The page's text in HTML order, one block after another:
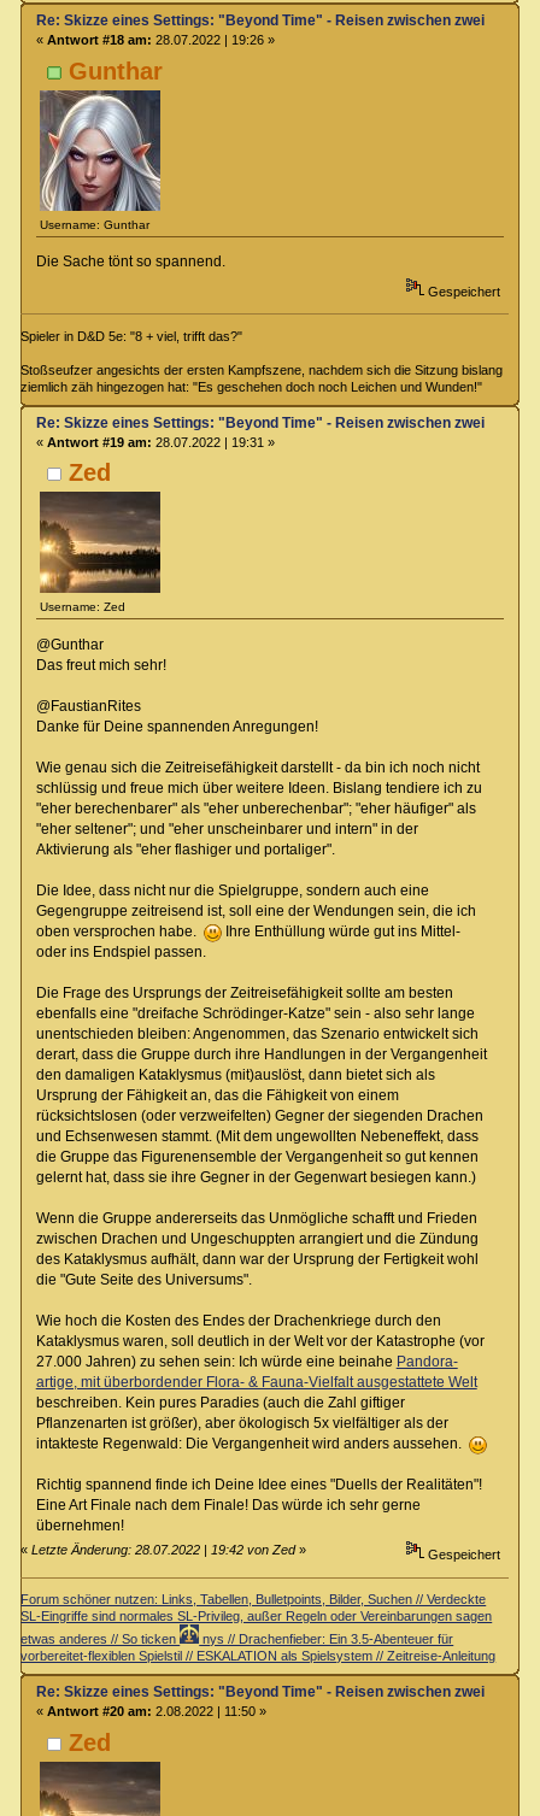
Gunthar
Username: Gunthar
Re: Skizze eines Settings: "Beyond Time" - Reisen zwischen zwei
« Antwort #18 am: 28.07.2022 | 19:26 »
Die Sache tönt so spannend.
Gespeichert
Spieler in D&D 5e: "8 + viel, trifft das?"
Stoßseufzer angesichts der ersten Kampfszene, nachdem sich die Sitzung bislang
ziemlich zäh hingezogen hat: "Es geschehen doch noch Leichen und Wunden!"
Zed
Username: Zed
Re: Skizze eines Settings: "Beyond Time" - Reisen zwischen zwei
« Antwort #19 am: 28.07.2022 | 19:31 »
@Gunthar
Das freut mich sehr!
@FaustianRites
Danke für Deine spannenden Anregungen!
Wie genau sich die Zeitreisefähigkeit darstellt - da bin ich noch nicht
schlüssig und freue mich über weitere Ideen. Bislang tendiere ich zu
"eher berechenbarer" als "eher unberechenbar"; "eher häufiger" als
"eher seltener"; und "eher unscheinbarer und intern" in der
Aktivierung als "eher flashiger und portaliger".
Die Idee, dass nicht nur die Spielgruppe, sondern auch eine
Gegengruppe zeitreisend ist, soll eine der Wendungen sein, die ich
oben versprochen habe.
Ihre Enthüllung würde gut ins Mittel-
oder ins Endspiel passen.
Die Frage des Ursprungs der Zeitreisefähigkeit sollte am besten
ebenfalls eine "dreifache Schrödinger-Katze" sein - also sehr lange
unentschieden bleiben: Angenommen, das Szenario entwickelt sich
derart, dass die Gruppe durch ihre Handlungen in der Vergangenheit
den damaligen Kataklysmus (mit)auslöst, dann bietet sich als
Ursprung der Fähigkeit an, das die Fähigkeit von einem
rücksichtslosen (oder verzweifelten) Gegner der siegenden Drachen
und Echsenwesen stammt. (Mit dem ungewollten Nebeneffekt, dass
die Gruppe das Figurenensemble der Vergangenheit so gut kennen
gelernt hat, dass sie ihre Gegner in der Gegenwart besiegen kann.)
Wenn die Gruppe andererseits das Unmögliche schafft und Frieden
zwischen Drachen und Ungeschuppten arrangiert und die Zündung
des Kataklysmus aufhält, dann war der Ursprung der Fertigkeit wohl
die "Gute Seite des Universums".
Wie hoch die Kosten des Endes der Drachenkriege durch den
Kataklysmus waren, soll deutlich in der Welt vor der Katastrophe (vor
27.000 Jahren) zu sehen sein: Ich würde eine beinahe Pandora-
artige, mit überbordender Flora- & Fauna-Vielfalt ausgestattete Welt
beschreiben. Kein pures Paradies (auch die Zahl giftiger
Pflanzenarten ist größer), aber ökologisch 5x vielfältiger als der
intakteste Regenwald: Die Vergangenheit wird anders aussehen.
Richtig spannend finde ich Deine Idee eines "Duells der Realitäten"!
Eine Art Finale nach dem Finale! Das würde ich sehr gerne
übernehmen!
«Letzte Änderung: 28.07.2022 | 19:42 von Zed» Gespeichert
Forum schöner nutzen: Links, Tabellen, Bulletpoints, Bilder, Suchen // Verdeckte
SL-Eingriffe sind normales SL-Privileg, außer Regeln oder Vereinbarungen sagen
etwas anderes // So ticken
nys // Drachenfieber: Ein 3.5-Abenteuer für
vorbereitet-flexiblen Spielstil // ESKALATION als Spielsystem // Zeitreise-Anleitung
Zed
Re: Skizze eines Settings: "Beyond Time" - Reisen zwischen zwei
« Antwort #20 am: 2.08.2022 | 11:50 »